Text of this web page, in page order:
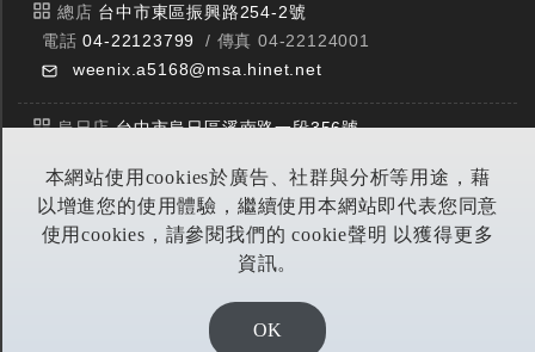
本網站使用cookies於廣告、社群與分析等用途，藉
以增進您的使用體驗，繼續使用本網站即代表您同意
使用cookies，請參閱我們的 cookie聲明 以獲得更多
資訊。
OK
總店 台中市東區振興路254-2號
電話04-22123799
/ 傳真 04-22124001
weenix.a5168@msa.hinet.net
烏日店台中市烏日區溪南路一段356號
豐原店台中市潭子區中山路三段303號
電話04-25314953 / 傳真 04-25314290
DESIGN BY EOD DIGITA恆洋數位